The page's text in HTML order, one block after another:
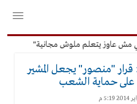
فتح
عاوز يتعلم ملوش مجانية"
"منصور" يجعل المشير
على حماية الشعب